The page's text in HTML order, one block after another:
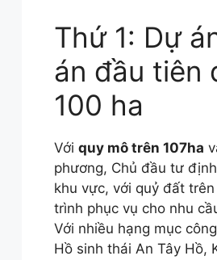
Thứ 1: Dự
án đầu tiên
100 ha
Với quy mô trên 107ha
phương, Chủ đầu tư
khu vực, với quỷ đất
trình phục vụ cho nhu
Với nhiều hạng mục
Hồ sinh thái An Tây Hồ,